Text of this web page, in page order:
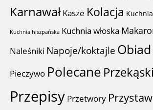
Karnawał Kasze Kolacja
Kuchnia hiszpańska Kuchnia włoska
Naleśniki Napoje/koktajle Obiad
Pieczywo Polecane Przekąski
Przepisy Przetwory